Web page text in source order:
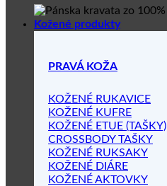
Kožené produkty
PRAVÁ KOŽA
KOŽENÉ RUKAVICE
KOŽENÉ KUFRE
KOŽENÉ ETUE (TAŠKY)
CROSSBODY TAŠKY
KOŽENÉ RUKSAKY
KOŽENÉ DIÁRE
KOŽENÉ AKTOVKY